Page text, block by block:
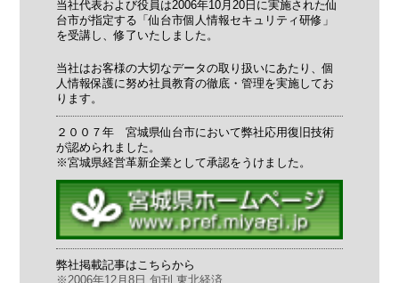
当社代表および役員は2006年10月20日に実施された仙
台市が指定する「仙台市個人情報セキュリティ研修」
を受講し、修了いたしました。
当社はお客様の大切なデータの取り扱いにあたり、個
人情報保護に努め社員教育の徹底・管理を実施してお
ります。
２００７年 宮城県仙台市において弊社応用復旧技術
が認められました。
※宮城県経営革新企業として承認をうけました。
弊社掲載記事はこちらから
※2006年12月8日 旬刊 東北経済